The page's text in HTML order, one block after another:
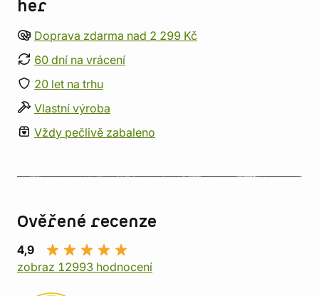
her
Doprava zdarma nad 2 299 Kč
60 dní na vrácení
20 let na trhu
Vlastní výroba
Vždy pečlivě zabaleno
Ověřené recenze
4,9
zobraz 12993 hodnocení